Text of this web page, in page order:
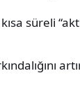
süreli